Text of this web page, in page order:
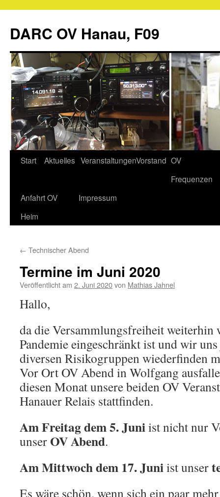
springen
DARC OV Hanau, F09
Start Aktuelles VeranstaltungenVorstand OV
Frequenzen
Anfahrt OV
Heim
Impressum
← Technischer Abend
Termine im Juni 2020
Veröffentlicht am 2. Juni 2020von Mathias Jahnel
Hallo,
da die Versammlungsfreiheit weiterhin
Pandemie eingeschränkt ist und wir
diversen Risikogruppen wiederfinden
Vor Ort OV Abend in Wolfgang
diesen Monat unsere beiden OV
Hanauer Relais stattfinden.
Am Freitag dem 5. Juniist nicht nur
unser OV Abend.
Am Mittwoch dem 17. Juniist unser
Es wäre schön, wenn sich ein paar